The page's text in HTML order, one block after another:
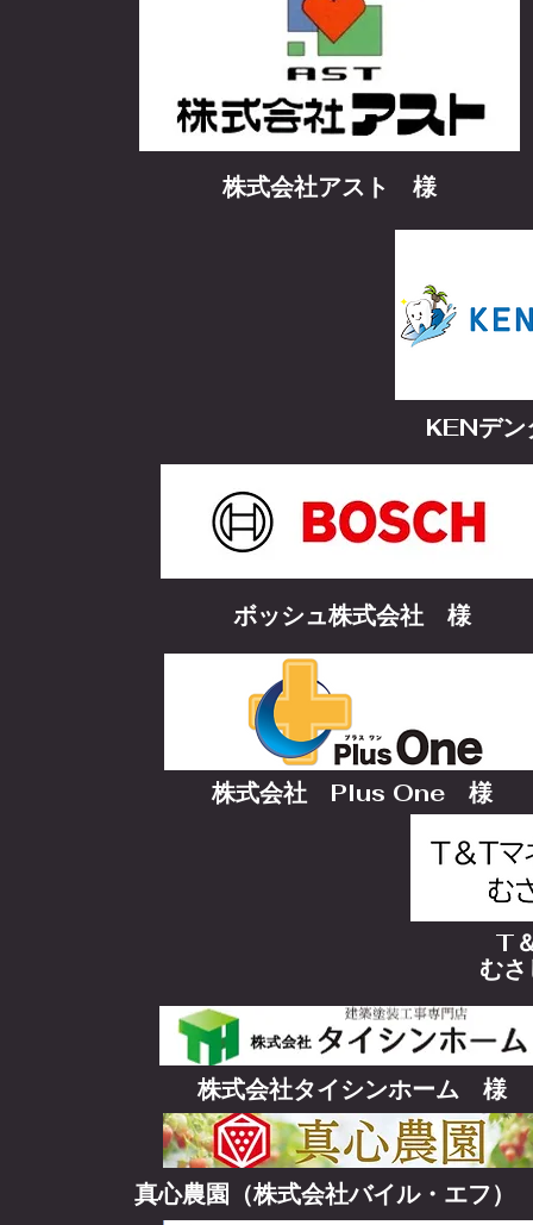
株式会社アスト 様
KENデ
ボッシュ株式会社 様
株式会社 Plus One 様
T
む
株式会社タイシンホーム 様
真心農園（株式会社バイル・エフ